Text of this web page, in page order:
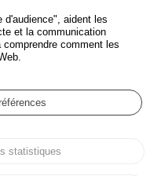
personnelles et Cookies
aident les
et la communication
comment les
statistiques